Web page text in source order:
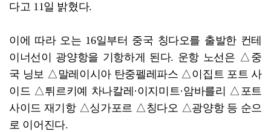
다고 11일 밝혔다.
이에 따라 오는 16일부터 중국 칭다오를 출발한 컨테
이너선이 광양항을 기항하게 된다. 운항 노선은 △중
국 닝보 △말레이시아 탄중펠레파스 △이집트 포트 사
이드 △튀르키예 차나칼레·이지미트·암바를리 △포트
사이드 재기항 △싱가포르 △칭다오 △광양항 등 순으
로 이어진다.